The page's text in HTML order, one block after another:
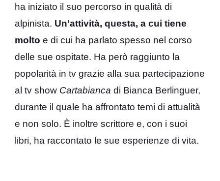
ha iniziato il suo percorso in qualità di
alpinista. Un’attività, questa, a cui tiene
molto e di cui ha parlato spesso nel corso
delle sue ospitate. Ha però raggiunto la
popolarità in tv grazie alla sua partecipazione
al tv show Cartabianca di Bianca Berlinguer,
durante il quale ha affrontato temi di attualità
e non solo. È inoltre scrittore e, con i suoi
libri, ha raccontato le sue esperienze di vita.